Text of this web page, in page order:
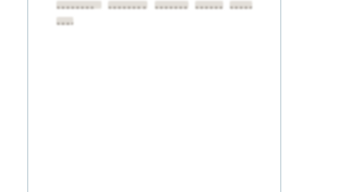
••••••••
•••••••• •••••••• ••••••••••••••••
••••••••